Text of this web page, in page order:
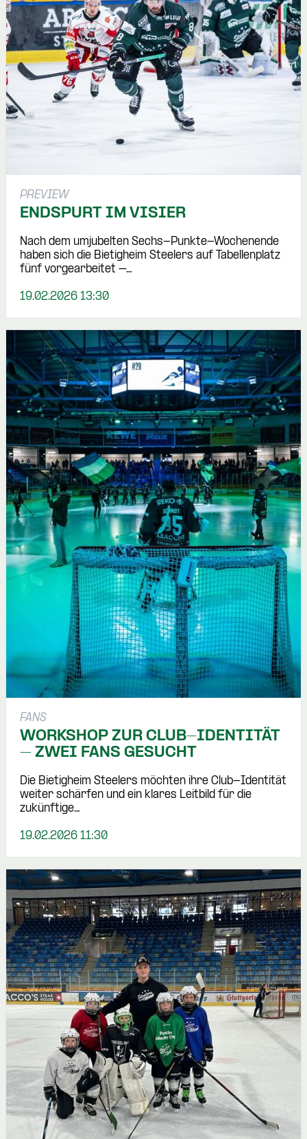
PREVIEW
ENDSPURT IM VISIER
Nach dem umjubelten Sechs-Punkte-Wochenende
haben sich die Bietigheim Steelers auf Tabellenplatz
fünf vorgearbeitet –…
19.02.2026 13:30
FANS
WORKSHOP ZUR CLUB-IDENTITÄT
– ZWEI FANS GESUCHT
Die Bietigheim Steelers möchten ihre Club-Identität
weiter schärfen und ein klares Leitbild für die
zukünftige…
19.02.2026 11:30